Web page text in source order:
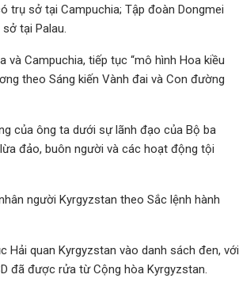
trụ sở tại Campuchia; Tập đoàn Dongmei
tại Palau.
Campuchia, tiếp tục “mô hình Hoa kiều
theo Sáng kiến ​​Vành đai và Con đường
của ông ta dưới sự lãnh đạo của Bộ ba
đảo, buôn người và các hoạt động tội
người Kyrgyzstan theo Sắc lệnh hành
quan Kyrgyzstan vào danh sách đen, với
đã được rửa từ Cộng hòa Kyrgyzstan.